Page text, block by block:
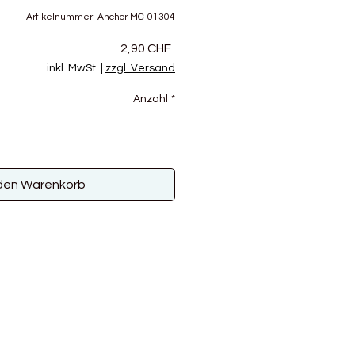
Artikelnummer: Anchor MC-01304
2,90 CHFPreis
inkl. MwSt. zzgl. Versand
Anzahl *
Warenkorb